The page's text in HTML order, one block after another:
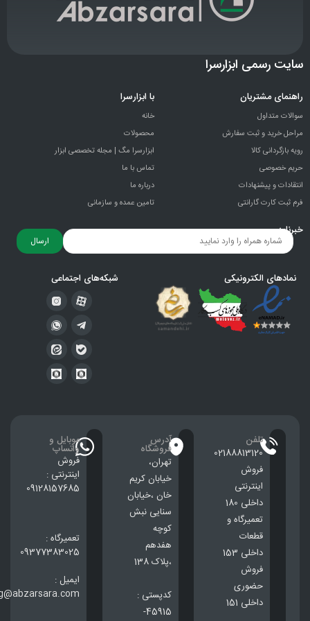
سایت رسمی ابزارسرا
راهنمای مشتریان
سوالات متداول
مراحل خرید و ثبت سفارش
رویه بازگردانی کالا
حریم خصوصی
انتقادات و پيشنهادات
فرم ثبت کارت گارانتی
با ابزارسرا
خانه
محصولات
ابزارسرا مگ | مجله تخصصی ابزار
تماس با ما
درباره ما
تامین عمده و سازمانی
خبرنامه
ارسال
نمادهای الکترونیکی شبکه‌های اجتماعی
تلفن
02188813120
فروش
اینترنتی
داخلی 180
تعمیرگاه و
قطعات
داخلی 153
فروش
حضوری
داخلی 151
آدرس
فروشگاه
تهران،
خيابان كريم
خان ،خيابان
سنایی نبش
کوچه
هفدهم
،پلاک 138
کدپستی :
45915-
موبایل و
واتساپ
فروش
اینترنتی :
09128157685
تعمیرگاه :
09377383025
ایمیل :